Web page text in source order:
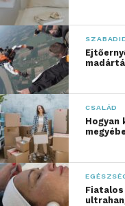
CSALÁD
Hogyan